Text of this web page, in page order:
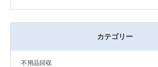
カテゴリー
不用品回収